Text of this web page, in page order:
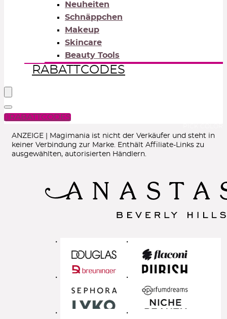
Neuheiten
Schnäppchen
Makeup
Skincare
Beauty Tools
RABATTCODES
RABATTCODES
ANZEIGE | Magimania ist nicht der Verkäufer und steht in
keiner Verbindung zur Marke. Enthält Affiliate-Links zu
ausgewählten, autorisierten Händlern.